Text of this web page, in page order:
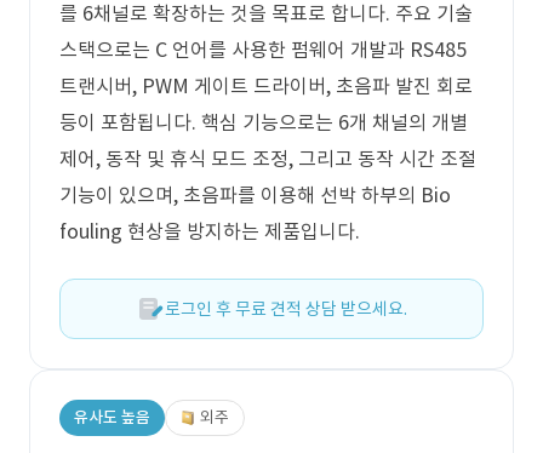
를 6채널로 확장하는 것을 목표로 합니다. 주요 기술
스택으로는 C 언어를 사용한 펌웨어 개발과 RS485
트랜시버, PWM 게이트 드라이버, 초음파 발진 회로
등이 포함됩니다. 핵심 기능으로는 6개 채널의 개별
제어, 동작 및 휴식 모드 조정, 그리고 동작 시간 조절
기능이 있으며, 초음파를 이용해 선박 하부의 Bio
fouling 현상을 방지하는 제품입니다.
로그인 후 무료 견적 상담 받으세요.
유사도 높음 외주